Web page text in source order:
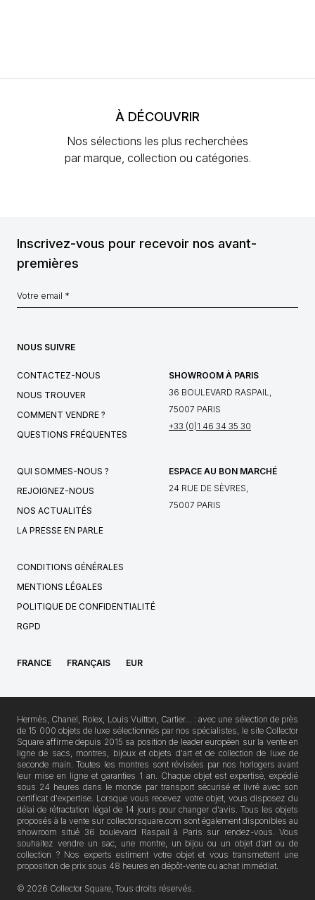
À DÉCOUVRIR
Nos sélections les plus recherchées
par marque, collection ou catégories.
Inscrivez-vous pour recevoir nos avant-
premières
NOUS SUIVRE
CONTACTEZ-NOUS
NOUS TROUVER
COMMENT VENDRE ?
QUESTIONS FRÉQUENTES
SHOWROOM À PARIS
36 BOULEVARD RASPAIL,
75007 PARIS
+33 (0)1 46 34 35 30
QUI SOMMES-NOUS ?
REJOIGNEZ-NOUS
NOS ACTUALITÉS
LA PRESSE EN PARLE
ESPACE AU BON MARCHÉ
24 RUE DE SÈVRES,
75007 PARIS
CONDITIONS GÉNÉRALES
MENTIONS LÉGALES
POLITIQUE DE CONFIDENTIALITÉ
RGPD
FRANCE FRANÇAIS EUR
Hermès, Chanel, Rolex, Louis Vuitton, Cartier… : avec une sélection de près
de 15 000 objets de luxe sélectionnés par nos spécialistes, le site Collector
Square affirme depuis 2015 sa position de leader européen sur la vente en
ligne de sacs, montres, bijoux et objets d'art et de collection de luxe de
seconde main. Toutes les montres sont révisées par nos horlogers avant
leur mise en ligne et garanties 1 an. Chaque objet est expertisé, expédié
sous 24 heures dans le monde par transport sécurisé et livré avec son
certificat d'expertise. Lorsque vous recevez votre objet, vous disposez du
délai de rétractation légal de 14 jours pour changer d'avis. Tous les objets
proposés à la vente sur collectorsquare.com sont également disponibles au
showroom situé 36 boulevard Raspail à Paris sur rendez-vous. Vous
souhaitez vendre un sac, une montre, un bijou ou un objet d’art ou de
collection ? Nos experts estiment votre objet et vous transmettent une
proposition de prix sous 48 heures en dépôt-vente ou achat immédiat.
© 2026 Collector Square, Tous droits réservés.